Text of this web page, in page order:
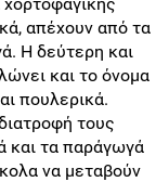
απέχουν από τα
Η δεύτερη και
και το όνομα
πουλερικά.
τους
και τα παράγωγά
να μεταβούν